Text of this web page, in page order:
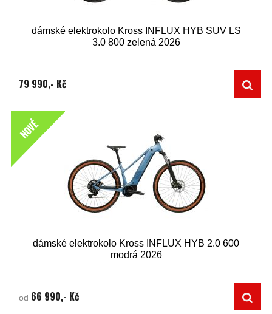
dámské elektrokolo Kross INFLUX HYB SUV LS
3.0 800 zelená 2026
79 990,- Kč
NOVÉ
dámské elektrokolo Kross INFLUX HYB 2.0 600
modrá 2026
od 66 990,- Kč